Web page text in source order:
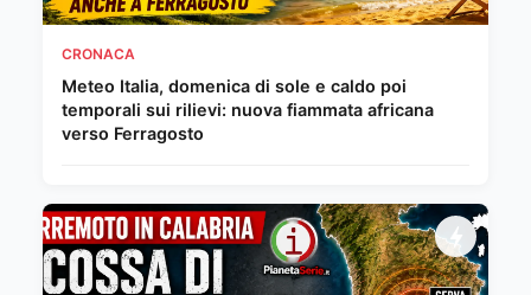
CRONACA
Meteo Italia, domenica di sole e caldo poi
temporali sui rilievi: nuova fiammata africana
verso Ferragosto